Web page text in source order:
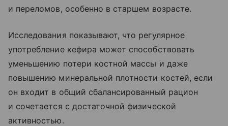
и переломов, особенно в старшем возрасте.
Исследования показывают, что регулярное
употребление кефира может способствовать
уменьшению потери костной массы и даже
повышению минеральной плотности костей, если
он входит в общий сбалансированный рацион
и сочетается с достаточной физической
активностью.